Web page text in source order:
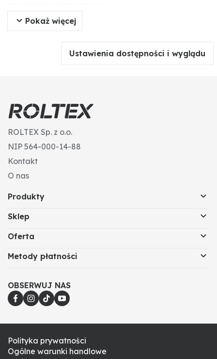
• końcówka: końcówka klinowa
• szerokość linii: 0,8 - 4,8 mm
Pokaż więcej
Ustawienia dostępności i wyglądu
ROLTEX Sp. z o.o.
NIP 564-000-14-88
Kontakt
O nas
Produkty
Sklep
Oferta
Metody płatności
OBSERWUJ NAS
Polityka prywatności
Ogólne warunki handlowe